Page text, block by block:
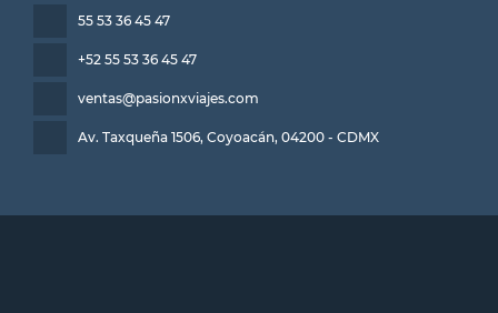
55 53 36 45 47
+52 55 53 36 45 47
ventas@pasionxviajes.com
Av. Taxqueña 1506, Coyoacán, 04200 - CDMX